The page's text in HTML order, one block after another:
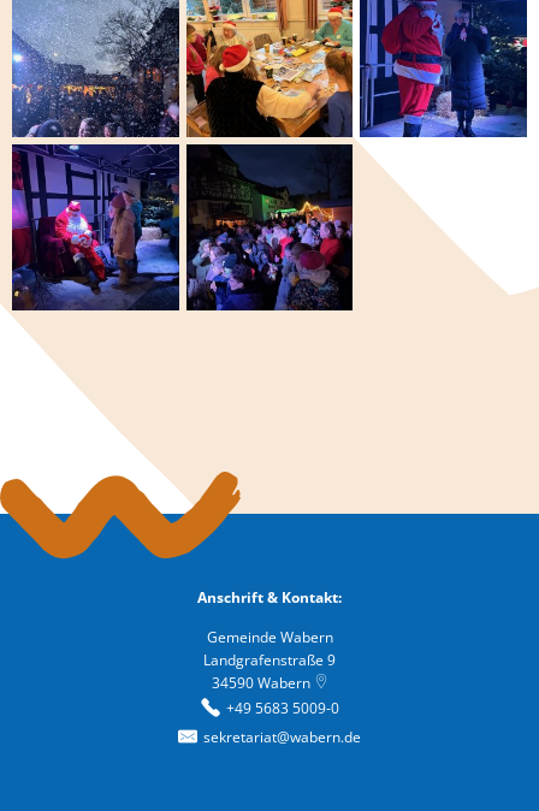
Anschrift & Kontakt:
Gemeinde Wabern
Landgrafenstraße 9
34590 Wabern
+49 5683 5009-0
sekretariat@wabern.de